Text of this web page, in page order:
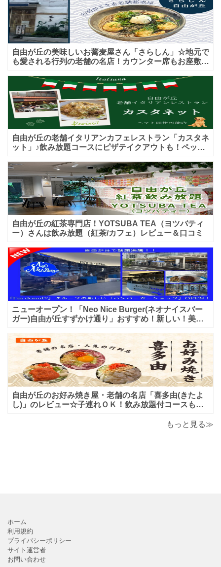
自由が丘の美味しいお蕎麦屋さん「さらしん」☆地元で
も愛される行列の老舗の名店！カウンター席もお座敷も
自由が丘の老舗イタリアンカフェレストラン「カスタネ
ット」♪飲み放題コースにピザテイクアウトも！ペット
自由が丘の紅茶専門店！YOTSUBA TEA（ヨツバティ
ー）さんは飲み放題（紅茶/カフェ）レビュー＆口コミ
ニューオープン！「Neo Nice Burger(ネオナイスバー
ガー)自由が丘すずかけ通り」おすすめ！新しい！美味
自由が丘のお好み焼き屋・老舗の名店「喜多由(きたよ
し)」のレビュー☆子連れＯＫ！飲み放題付コースも！
もっと見る≫
ホーム
利用規約
プライバシーポリシー
サイト運営者
お問い合わせ